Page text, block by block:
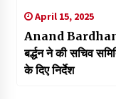
April 15, 2025
Anand
बर्द्धन ने की सचिव
के दिए निर्देश